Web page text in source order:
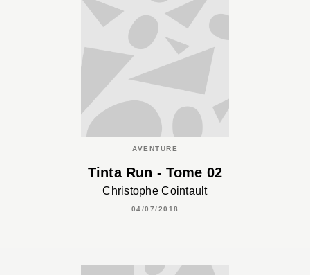
AVENTURE
Tinta Run - Tome 02
Christophe Cointault
04/07/2018